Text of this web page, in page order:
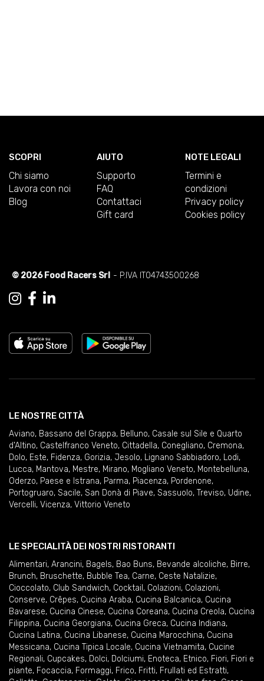
SCOPRI
Chi siamo
Lavora con noi
Blog
AIUTO
Supporto
FAQ
Contattaci
Gift card
NOTE LEGALI
Termini e
condizioni
Privacy policy
Cookies policy
© 2026 Food Racers Srl - P.IVA IT04743500268
LE NOSTRE CITTÀ
Aviano, Bassano del Grappa, Belluno, Casale sul Sile e Quarto
d'Altino, Castelfranco Veneto, Cittadella, Conegliano, Cremona,
Dolo, Este, Fidenza, Gorizia, Jesolo, Lignano Sabbiadoro, Lodi,
Lucca, Mantova, Mestre, Mirano, Mogliano Veneto, Montebelluna,
Oderzo, Paese e Istrana, Parma, Piacenza, Pordenone,
Portogruaro, Sacile, San Donà di Piave, Sassuolo, Treviso, Udine,
Vercelli, Vicenza, Vittorio Veneto
LE SPECIALITÀ DEI NOSTRI RISTORANTI
Alimentari, Arancini, Bagels, Bao Buns, Bevande alcoliche, Birre,
Brunch, Bruschette, Bubble Tea, Carne, Ceste Natalizie,
Cioccolato, Club Sandwich, Cocktail , Colazioni, Colazioni,
Conserve, Crêpes, Cucina Araba, Cucina Balcanica, Cucina
Bavarese, Cucina Cinese, Cucina Coreana, Cucina Creola, Cucina
Filippina, Cucina Georgiana, Cucina Greca, Cucina Indiana,
Cucina Latina, Cucina Libanese, Cucina Marocchina, Cucina
Messicana, Cucina Tipica Locale, Cucina Vietnamita, Cucine
Regionali, Cupcakes, Dolci, Dolciumi, Enoteca, Etnico, Fiori, Fiori e
piante, Focaccia, Formaggi, Frico, Fritti, Frullati ed Estratti,